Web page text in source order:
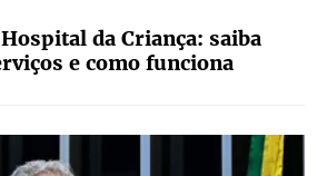
da Criança: saiba
e como funciona